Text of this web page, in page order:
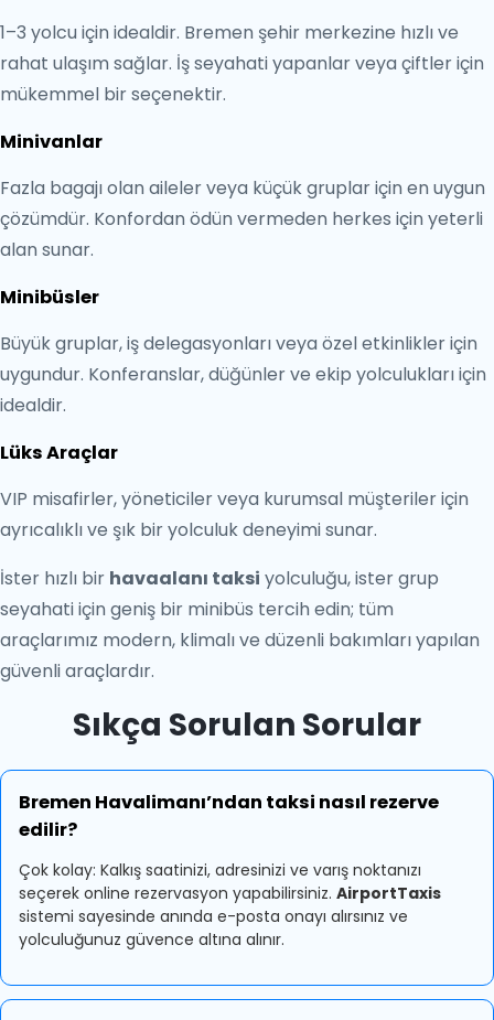
1–3 yolcu için idealdir. Bremen şehir merkezine hızlı ve
rahat ulaşım sağlar. İş seyahati yapanlar veya çiftler için
mükemmel bir seçenektir.
Minivanlar
Fazla bagajı olan aileler veya küçük gruplar için en uygun
çözümdür. Konfordan ödün vermeden herkes için yeterli
alan sunar.
Minibüsler
Büyük gruplar, iş delegasyonları veya özel etkinlikler için
uygundur. Konferanslar, düğünler ve ekip yolculukları için
idealdir.
Lüks Araçlar
VIP misafirler, yöneticiler veya kurumsal müşteriler için
ayrıcalıklı ve şık bir yolculuk deneyimi sunar.
İster hızlı bir havaalanı taksi yolculuğu, ister grup
seyahati için geniş bir minibüs tercih edin; tüm
araçlarımız modern, klimalı ve düzenli bakımları yapılan
güvenli araçlardır.
Sıkça Sorulan Sorular
Bremen Havalimanı’ndan taksi nasıl rezerve
edilir?
Çok kolay: Kalkış saatinizi, adresinizi ve varış noktanızı
seçerek online rezervasyon yapabilirsiniz. AirportTaxis
sistemi sayesinde anında e-posta onayı alırsınız ve
yolculuğunuz güvence altına alınır.